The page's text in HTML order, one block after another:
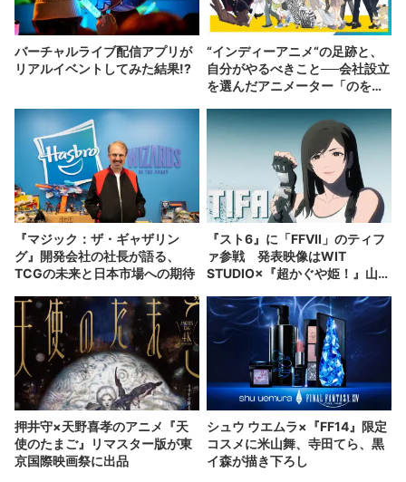
バーチャルライブ配信アプリが
リアルイベントしてみた結果!?
“インディーアニメ“の足跡と、
自分がやるべきこと──会社設立
を選んだアニメーター「のを
『マジック：ザ・ギャザリン
グ』開発会社の社長が語る、
TCGの未来と日本市場への期待
『スト6』に「FFVII」のティフ
ァ参戦 発表映像はWIT
STUDIO×『超かぐや姫！』山下
押井守×天野喜孝のアニメ『天
使のたまご』リマスター版が東
京国際映画祭に出品
シュウ ウエムラ×『FF14』限定
コスメに米山舞、寺田てら、黒
イ森が描き下ろし